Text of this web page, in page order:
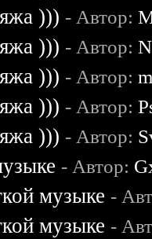
))) - Автор:
))) - Автор:
))) - Автор:
))) - Автор:
))) - Автор:
- Автор:
музыке -
музыке -